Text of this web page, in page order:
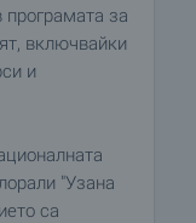
програмата за
включвайки
и
"Узана
са